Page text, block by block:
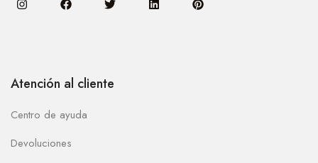
Atención al cliente
Centro de ayuda
Devoluciones